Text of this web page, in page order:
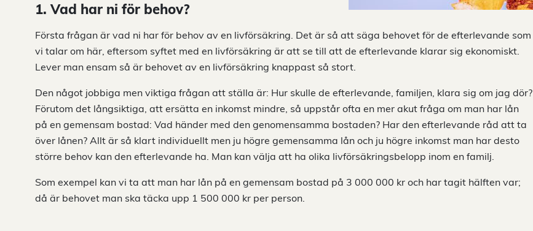
1. Vad har ni för behov?
Första frågan är vad ni har för behov av en livförsäkring. Det är så att säga behovet för de efterlevande som
vi talar om här, eftersom syftet med en livförsäkring är att se till att de efterlevande klarar sig ekonomiskt.
Lever man ensam så är behovet av en livförsäkring knappast så stort.
Den något jobbiga men viktiga frågan att ställa är: Hur skulle de efterlevande, familjen, klara sig om jag dör?
Förutom det långsiktiga, att ersätta en inkomst mindre, så uppstår ofta en mer akut fråga om man har lån
på en gemensam bostad: Vad händer med den genomensamma bostaden? Har den efterlevande råd att ta
över lånen? Allt är så klart individuellt men ju högre gemensamma lån och ju högre inkomst man har desto
större behov kan den efterlevande ha. Man kan välja att ha olika livförsäkringsbelopp inom en familj.
Som exempel kan vi ta att man har lån på en gemensam bostad på 3 000 000 kr och har tagit hälften var;
då är behovet man ska täcka upp 1 500 000 kr per person.